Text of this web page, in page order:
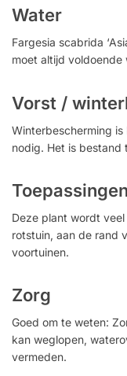
Water
Fargesia scabrida
moet altijd voldoende
Vorst /
Winterbescherming is
nodig. Het is bestand
Toepassingen
Deze plant wordt
rotstuin, aan de rand
voortuinen.
Zorg
Goed om te weten:
kan weglopen,
vermeden.